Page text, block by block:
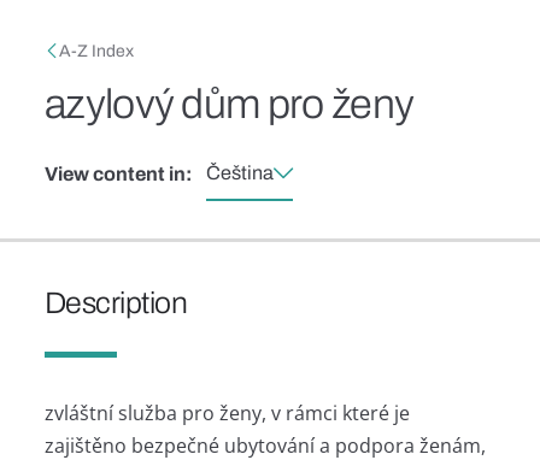
Breadcrumb
A-Z Index
azylový dům pro ženy
View content in: Čeština
Description
zvláštní služba pro ženy, v rámci které je
zajištěno bezpečné ubytování a podpora ženám,